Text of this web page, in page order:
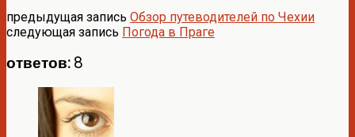
предыдущая запись Обзор путеводителей по Чехии
следующая запись Погода в Праге
ответов: 8